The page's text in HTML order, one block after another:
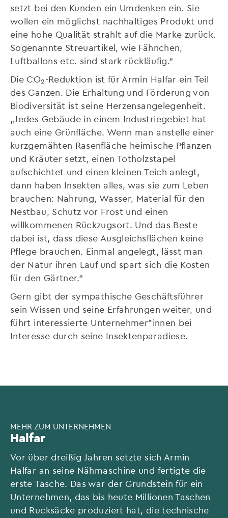
setzt bei den Kunden ein Umdenken ein. Sie
wollen ein möglichst nachhaltiges Produkt und
eine hohe Qualität strahlt auf die Marke zurück.
Sogenannte Streuartikel, wie Fähnchen,
Luftballons etc. sind stark rückläufig.“
Die CO2-Reduktion ist für Armin Halfar ein Teil
des Ganzen. Die Erhaltung und Förderung von
Biodiversität ist seine Herzensangelegenheit.
„Jedes Gebäude in einem Industriegebiet hat
auch eine Grünfläche. Wenn man anstelle einer
kurzgemähten Rasenfläche heimische Pflanzen
und Kräuter setzt, einen Totholzstapel
aufschichtet und einen kleinen Teich anlegt,
dann haben Insekten alles, was sie zum Leben
brauchen: Nahrung, Wasser, Material für den
Nestbau, Schutz vor Frost und einen
willkommenen Rückzugsort. Und das Beste
dabei ist, dass diese Ausgleichsflächen keine
Pflege brauchen. Einmal angelegt, lässt man
der Natur ihren Lauf und spart sich die Kosten
für den Gärtner.“
Gern gibt der sympathische Geschäftsführer
sein Wissen und seine Erfahrungen weiter, und
führt interessierte Unternehmer*innen bei
Interesse durch seine Insektenparadiese.
MEHR ZUM UNTERNEHMEN
Halfar
Vor über dreißig Jahren setzte sich Armin
Halfar an seine Nähmaschine und fertigte die
erste Tasche. Das war der Grundstein für ein
Unternehmen, das bis heute Millionen Taschen
und Rucksäcke produziert hat, die technische